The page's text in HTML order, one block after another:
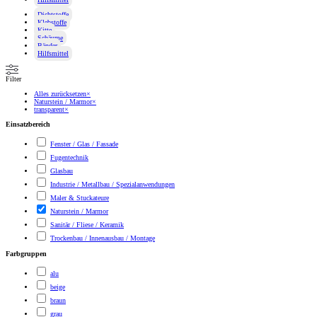
Dichtstoffe
Klebstoffe
Kitte
Schäume
Bänder
Hilfsmittel
Filter
Alles zurücksetzen×
Naturstein / Marmor×
transparent×
Einsatzbereich
Fenster / Glas / Fassade
Fugentechnik
Glasbau
Industrie / Metallbau / Spezialanwendungen
Maler & Stuckateure
Naturstein / Marmor
Sanitär / Fliese / Keramik
Trockenbau / Innenausbau / Montage
Farbgruppen
alu
beige
braun
grau